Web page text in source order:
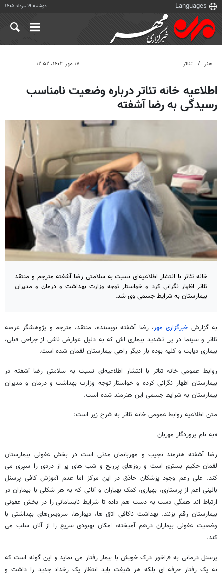
دوشنبه ۱۹ مرداد ۱۴۰۵
هنر تئاتر ۱۷ مهر ۱۴۰۳، ۱۲:۵۲
اطلاعیه خانه تئاتر درباره وضعیت نامناسب
رسیدگی به رضا آشفته
خانه تئاتر با انتشار اطلاعیه‌ای نسبت به سلامتی رضا آشفته مترجم و منتقد
تئاتر اظهار نگرانی کرد و خواستار توجه وزارت بهداشت و درمان و مدیران
بیمارستان به شرایط جسمی وی شد.
به گزارش خبرگزاری مهر، رضا آشفته نویسنده، منتقد، مترجم و پژوهشگر عرصه
تئاتر و سینما در پی تشدید بیماری اش که به دلیل عوارض ناشی از جراحی قبلی،
بیماری دیابت و کلیه بوده بار دیگر راهی بیمارستان لقمان شده است.
روابط عمومی خانه تئاتر با انتشار اطلاعیه‌ای نسبت به سلامتی رضا آشفته در
بیمارستان اظهار نگرانی کرده و خواستار توجه وزارت بهداشت و درمان و مدیران
بیمارستان به شرایط جسمی این هنرمند شده است.
متن اطلاعیه روابط عمومی خانه تئاتر به شرح زیر است:
«به نام پروردگار مهربان
رضا آشفته هنرمند نجیب و مهربانمان مدتی است در بخش عفونی بیمارستان
لقمان حکیم بستری است و روزهای پررنج و شب های پر از دردی را سپری می
کند. علی رغم وجود پزشکان حاذق در این مرکز اما عدم آموزش کافی پرسنل
بالینی اعم از پرستاری، بهیاری، کمک بهیاران و آنانی که به هر شکلی با بیماران در
ارتباط اند همگی دست به دست هم داده تا شرایط نابسامانی را در بخش عفونی
بیمارستان رقم بزنند. بهداشت ناکافی اتاق ها، دیوارها، سرویس‌های بهداشتی با
وضعیت عفونی بیماران درهم آمیخته، امکان بهبودی سریع را از آنان سلب می
کند.
پرسنل درمانی به فراخور درک خویش با بیمار رفتار می نماید و این گونه است که
نه یک رفتار حرفه ای بلکه هر شیفت باید انتظار یک رخداد جدید را داشت و